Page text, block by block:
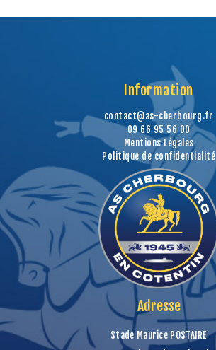
Information
contact@as-cherbourg.fr
09 66 95 56 00
Mentions Légales
Politique de confidentialité
Adresse
Stade Maurice POSTAIRE